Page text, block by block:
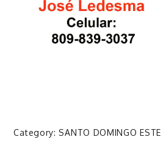
Category: SANTO DOMINGO ESTE